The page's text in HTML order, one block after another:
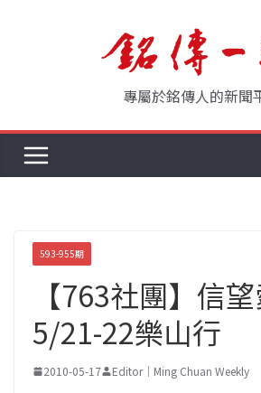
專屬於銘傳人的新聞
593-955期
【763社團】信
5/21-22樂山行
2010-05-17 Editor｜Ming Chuan Weekly